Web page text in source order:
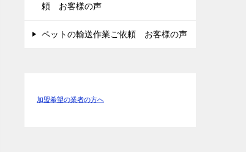
頼 お客様の声
ペットの輸送作業ご依頼 お客様の声
加盟希望の業者の方へ